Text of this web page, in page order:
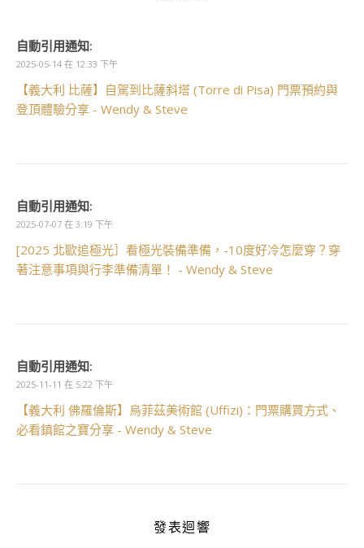
自動引用通知:
2025-05-14 在 12:33 下午
【義大利 比薩】自駕到比薩斜塔 (Torre di Pisa) 門票預約與
登頂體驗分享 - Wendy & Steve
自動引用通知:
2025-07-07 在 3:19 下午
[2025 北歐追極光］看極光裝備準備，-10度好冷怎麼穿？穿
著注意事項與行李準備清單！ - Wendy & Steve
自動引用通知:
2025-11-11 在 5:22 下午
【義大利 佛羅倫斯】烏菲茲美術館 (Uffizi)：門票購買方式、
必看鎮館之寶分享 - Wendy & Steve
發表迴響